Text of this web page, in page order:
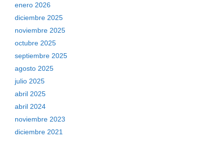
enero 2026
diciembre 2025
noviembre 2025
octubre 2025
septiembre 2025
agosto 2025
julio 2025
abril 2025
abril 2024
noviembre 2023
diciembre 2021